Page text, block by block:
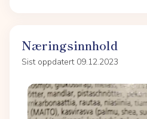
Næringsinnhold
Sist oppdatert 09.12.2023